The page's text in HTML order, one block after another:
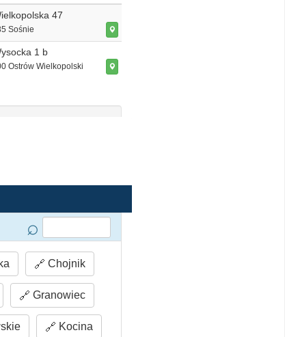
47
Sośnie
1 b
Ostrów Wielkopolski
Chojnik
Granowiec
Kocina